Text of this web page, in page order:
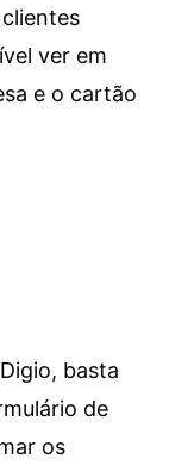
ver em
e o cartão
basta
de
os